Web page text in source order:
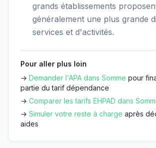
grands établissements
généralement une plus grande
services et d'activités.
Pour aller plus loin
→ Demander l'APA dans Somme pour
partie du tarif dépendance
→ Comparer les tarifs EHPAD dans
→ Simuler votre reste à charge après
aides